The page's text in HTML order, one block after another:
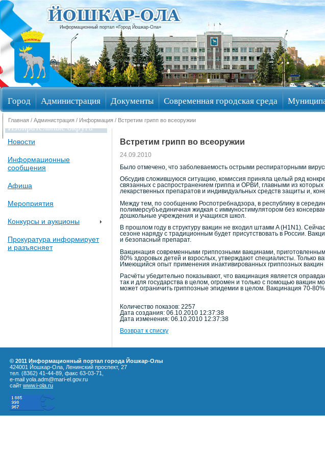
Информационный портал «Город Йошкар-Ола»
Город Администрация Документы Современная городская среда
Избирательные округа
Главная / Администрация / Информация / Встретим грипп во всеоружии
Новости
Информационные
сообщения
Афиша
Мероприятия
Конкурсы и аукционы
Прокуратура информирует
и разъясняет
Встретим грипп во всеоружии
24.09.2010
Было отмечено, что заболеваемость острыми респираторными
Обсудив сложившуюся ситуацию, комиссия приняла целый ряд
связанных с распространением гриппа и ОРВИ, главными из
лекарственных препаратов и индивидуальных средств защиты и,
Между тем, по сообщению Роспотребнадзора, в республику в
полимерсубъединичная жидкая с иммуностимулятором без
дошкольные учреждения и учащихся школ.
В прошлом году в структуру вакцин не входил штамм A (H1N1).
сезоне наряду с традиционным будет присутствовать в России.
и безопасный препарат.
Вакцинация современными гриппозными вакцинами,
80% здоровых детей и взрослых, утверждают специалисты. Только
Имеющийся опыт применения инактивированных гриппозных вакцин
Расчёты убедительно показывают, что вакцинация является
так и для государства в целом, огромен и только с помощью вакцин
может ограничить гриппозные эпидемии в целом. Вакцинация 70-
Количество показов: 2257
Дата создания: 06.10.2010 12:37:38
Дата изменения: 06.10.2010 12:37:38
Возврат к списку
© 2011 Информационный портал города Йошкар-Олы
424001 Йошкар-Ола, Ленинский проспект, 27
тел. (8362) 41-44-89, факс 63-03-71,
e-mail yola.adm@mari-el.gov.ru
сайт www.i-ola.ru